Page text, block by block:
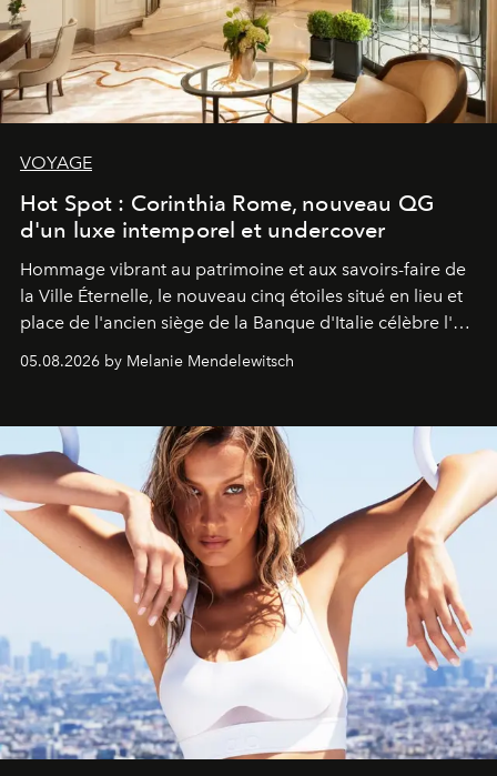
VOYAGE
Hot Spot : Corinthia Rome, nouveau QG
d'un luxe intemporel et undercover
Hommage vibrant au patrimoine et aux savoirs-faire de
la Ville Éternelle, le nouveau cinq étoiles situé en lieu et
place de l'ancien siège de la Banque d'Italie célèbre l'art
05.08.2026 by Melanie Mendelewitsch